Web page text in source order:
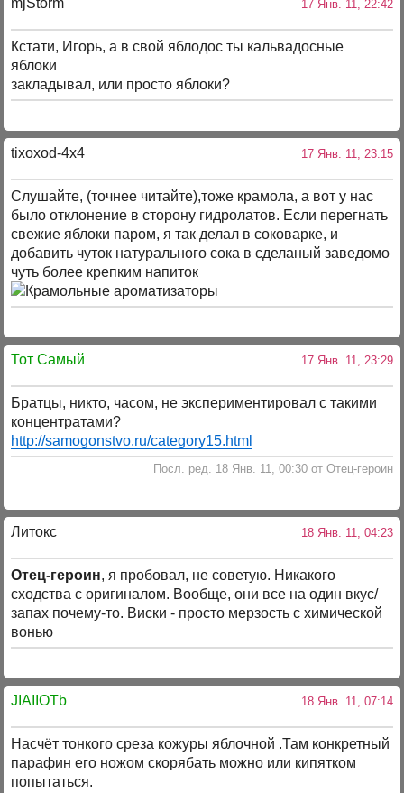
mjStоrm 17 Янв. 11, 22:42
Кстати, Игорь, а в свой яблодос ты кальвадосные
яблоки
закладывал, или просто яблоки?
tixoxod-4x4 17 Янв. 11, 23:15
Слушайте, (точнее читайте),тоже крамола, а вот у нас
было отклонение в сторону гидролатов. Если перегнать
свежие яблоки паром, я так делал в соковарке, и
добавить чуток натурального сока в сделаный заведомо
чуть более крепким напиток
Тот Самый 17 Янв. 11, 23:29
Братцы, никто, часом, не экспериментировал с такими
концентратами?
http://samogonstvo.ru/category15.html
Посл. ред. 18 Янв. 11, 00:30 от Отец-героин
Литокс 18 Янв. 11, 04:23
Отец-героин, я пробовал, не советую. Никакого
сходства с оригиналом. Вообще, они все на один вкус/
запах почему-то. Виски - просто мерзость с химической
вонью
JIAIIOTb 18 Янв. 11, 07:14
Насчёт тонкого среза кожуры яблочной .Там конкретный
парафин его ножом скорябать можно или кипятком
попытаться.